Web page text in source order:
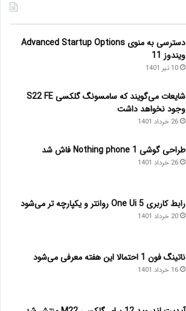
دسترسی به منوی Advanced Startup Options
ویندوز 11
10 تیر 1401
شایعات می‌گویند که سامسونگ گلکسی S22 FE
وجود نخواهد داشت
26 خرداد 1401
طراحی گوشی Nothing phone 1 فاش شد
26 خرداد 1401
رابط کاربری One Ui 5 روانتر و یکپارچه تر می‌شود
20 خرداد 1401
ناتینگ فون 1 احتمالا این هفته معرفی می‌شود
16 خرداد 1401